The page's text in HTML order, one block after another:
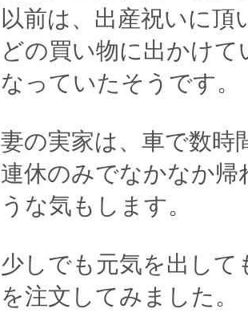
以前は、出産祝いに
どの買い物に出かけ
なっていたそうです。
妻の実家は、車で数時
連休のみでなかなか
うな気もします。
少しでも元気を出し
を注文してみました。